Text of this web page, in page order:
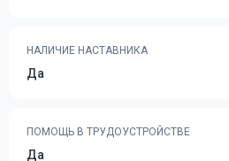
НАЛИЧИЕ НАСТАВНИКА
Да
ПОМОЩЬ В ТРУДОУСТРОЙСТВЕ
Да